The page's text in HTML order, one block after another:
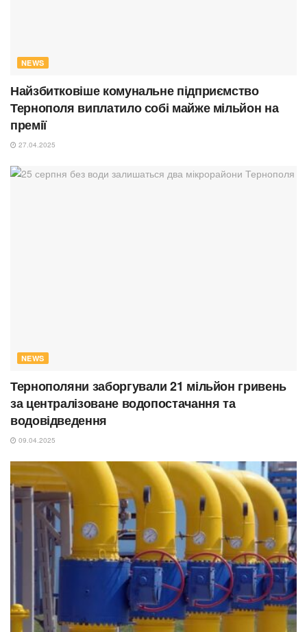
NEWS
Найзбитковіше комунальне підприємство
Тернополя виплатило собі майже мільйон на
премії
27.04.2025
NEWS
Тернополяни заборгували 21 мільйон гривень
за централізоване водопостачання та
водовідведення
09.04.2025